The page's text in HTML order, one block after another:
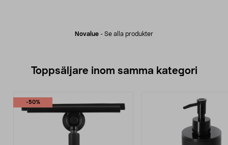
Novalue - Se alla produkter
Toppsäljare inom samma kategori
-50%